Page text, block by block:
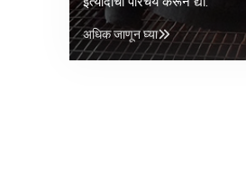
अधिक जाणून घ्या